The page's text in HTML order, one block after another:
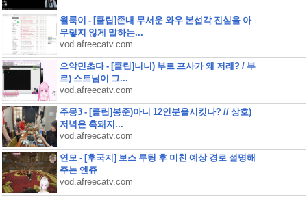
월룩이 - [클립]존내 무서운 와우 본섭각 진심을 아
무렇지 않게 말하는...
vod.afreecatv.com
으악민초다 - [클립]니니) 부르 프사가 왜 저래? / 부
르) 스트님이 그...
vod.afreecatv.com
주몽3 - [클립]봉준)아니 12인분을시킷나? // 상호)
저녁은 흑돼지...
vod.afreecatv.com
연모 - [후국지] 보스 루팅 후 미친 예상 경로 설명해
주는 엔쥬
vod.afreecatv.com